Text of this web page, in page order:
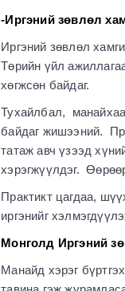
-Иргэний зөвлөл
Иргэний зөвлөл
Төрийн үйл
хөгжсөн байдаг.
Тухайлбал,
байдаг жишээний.
татаж авч үзээд
хэрэгжүүлдэг.
Практикт цагдаа,
иргэнийг
Монголд Иргэний
Манайд хэрэг